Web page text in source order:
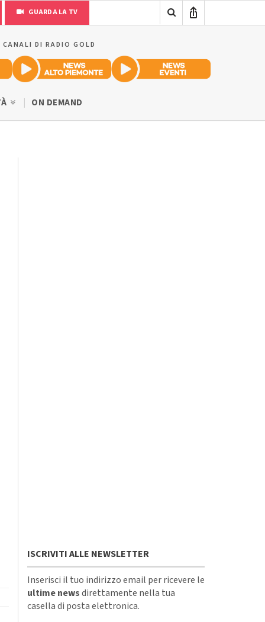
GUARDA LA TV
DI RADIO GOLD
ON DEMAND
ISCRIVITI ALLE NEWSLETTER
Inserisci il tuo indirizzo email per ricevere le
ultime newsdirettamente nella tua
casella di posta elettronica.